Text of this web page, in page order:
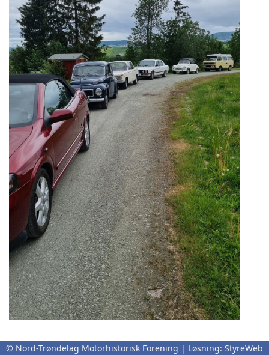
Stiklestadløpet 2024
© Nord-Trøndelag Motorhistorisk Forening | Løsning: StyreWeb